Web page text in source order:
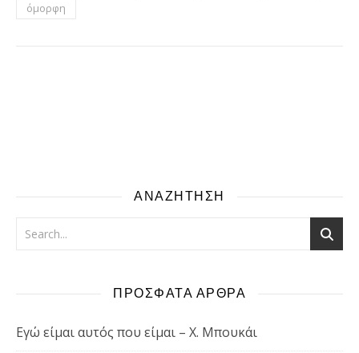
όμορφη
ΑΝΑΖΗΤΗΣΗ
ΠΡΟΣΦΑΤΑ ΑΡΘΡΑ
Εγώ είμαι αυτός που είμαι – Χ. Μπουκάι